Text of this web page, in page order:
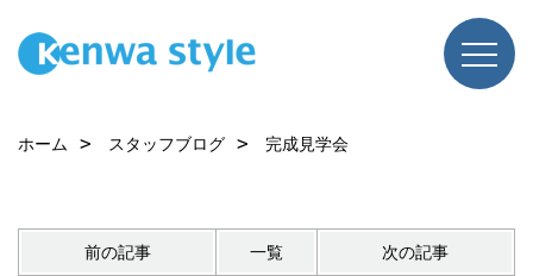
ホーム スタッフブログ 完成見学会
前の記事 一覧 次の記事